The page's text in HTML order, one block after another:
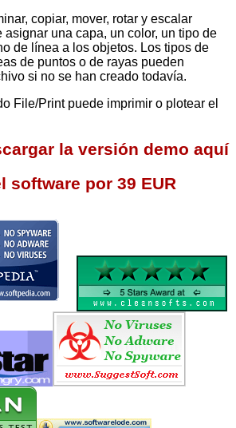
copiar, mover, rotar y escalar
asignar una capa, un color, un tipo de
de línea a los objetos. Los tipos de
de puntos o de rayas pueden
si no se han creado todavía.
File/Print puede imprimir o plotear el
la versión demo aquí
software por 39 EUR